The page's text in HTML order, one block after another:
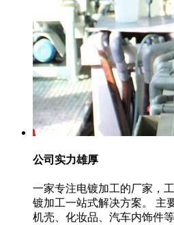
公司实力雄厚
一家专注电镀加工的厂家，
镀加工一站式解决方案。 主
机壳、化妆品、汽车内饰件